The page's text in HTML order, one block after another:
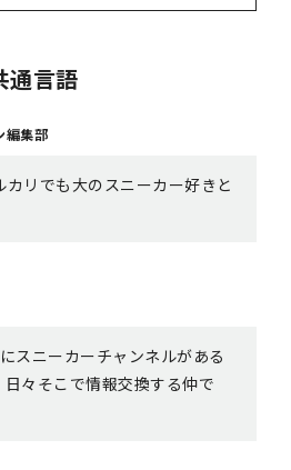
通言語
編集部
カリでも大のスニーカー好きと
スニーカーチャンネルがある
日々そこで情報交換する仲で